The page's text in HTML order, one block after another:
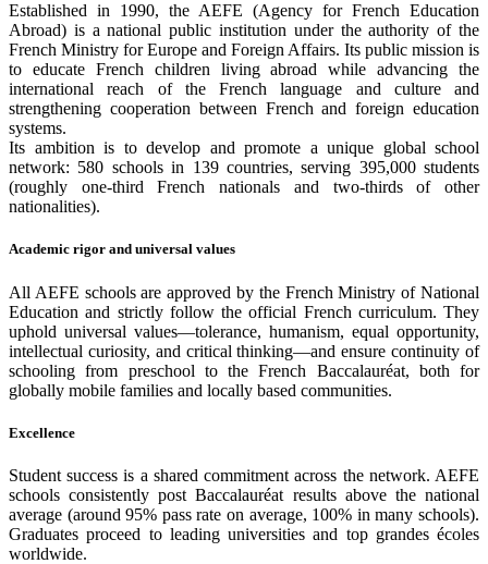
Established in 1990, the AEFE (Agency for French Education
Abroad) is a national public institution under the authority of the
French Ministry for Europe and Foreign Affairs. Its public mission is
to educate French children living abroad while advancing the
international reach of the French language and culture and
strengthening cooperation between French and foreign education
systems.
Its ambition is to develop and promote a unique global school
network: 580 schools in 139 countries, serving 395,000 students
(roughly one-third French nationals and two-thirds of other
nationalities).
Academic rigor and universal values
All AEFE schools are approved by the French Ministry of National
Education and strictly follow the official French curriculum. They
uphold universal values—tolerance, humanism, equal opportunity,
intellectual curiosity, and critical thinking—and ensure continuity of
schooling from preschool to the French Baccalauréat, both for
globally mobile families and locally based communities.
Excellence
Student success is a shared commitment across the network. AEFE
schools consistently post Baccalauréat results above the national
average (around 95% pass rate on average, 100% in many schools).
Graduates proceed to leading universities and top grandes écoles
worldwide.